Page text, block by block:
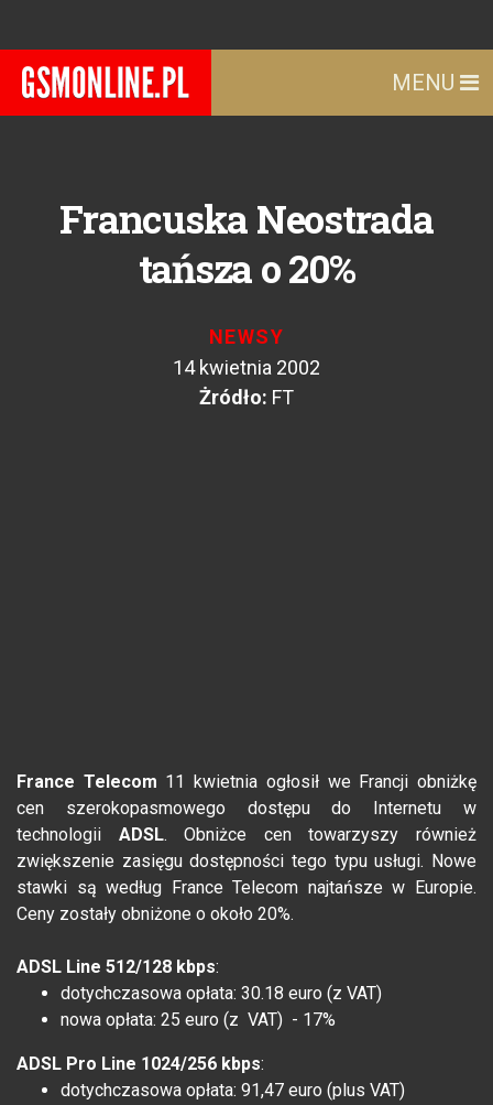
MENU
Francuska Neostrada
tańsza o 20%
NEWSY
14 kwietnia 2002
Żródło: FT
France Telecom 11 kwietnia ogłosił we Francji obniżkę
cen szerokopasmowego dostępu do Internetu w
technologii ADSL. Obniżce cen towarzyszy również
zwiększenie zasięgu dostępności tego typu usługi. Nowe
stawki są według France Telecom najtańsze w Europie.
Ceny zostały obniżone o około 20%.
ADSL Line 512/128 kbps:
dotychczasowa opłata: 30.18 euro (z VAT)
nowa opłata: 25 euro (z VAT) - 17%
ADSL Pro Line 1024/256 kbps:
dotychczasowa opłata: 91,47 euro (plus VAT)